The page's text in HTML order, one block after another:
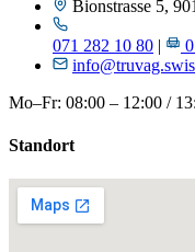
Bionstrasse 5,
071 282 10 80 |
Mo–Fr: 08:00 – 12:00 /
Standort